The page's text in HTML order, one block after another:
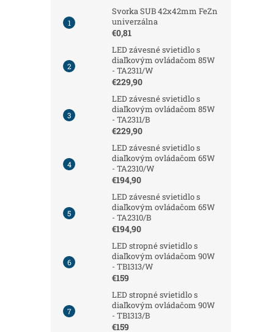
Svorka SUB 42x42mm FeZn
univerzálna
€0,81
LED závesné svietidlo s
diaľkovým ovládačom 85W
- TA2311/W
€229,90
LED závesné svietidlo s
diaľkovým ovládačom 85W
- TA2311/B
€229,90
LED závesné svietidlo s
diaľkovým ovládačom 65W
- TA2310/W
€194,90
LED závesné svietidlo s
diaľkovým ovládačom 65W
- TA2310/B
€194,90
LED stropné svietidlo s
diaľkovým ovládačom 90W
- TB1313/W
€159
LED stropné svietidlo s
diaľkovým ovládačom 90W
- TB1313/B
€159